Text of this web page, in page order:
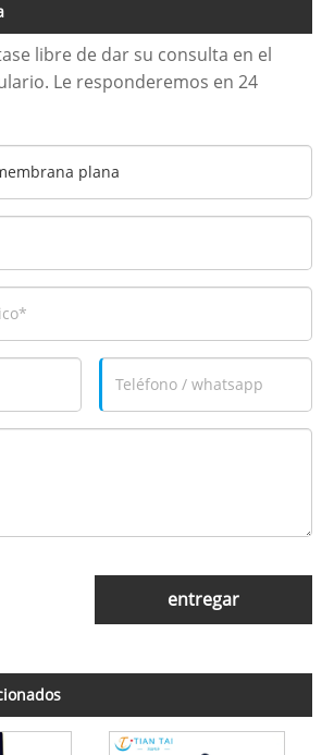
libre de dar su consulta en el
Le responderemos en 24
entregar